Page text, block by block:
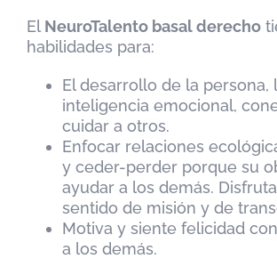
El NeuroTalento basal derecho
habilidades para:
El desarrollo de la persona,
inteligencia emocional,
cuidar a otros.
Enfocar relaciones
y ceder-perder porque su
ayudar a los demás.
sentido de misión y de
Motiva y siente felicidad
a los demás.